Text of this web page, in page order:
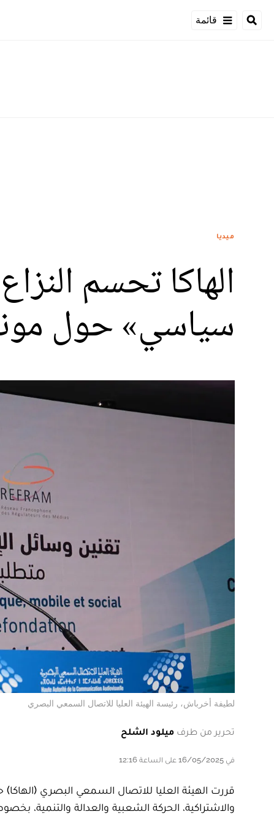
قائمة
ميديا
الهاكا تحسم
سياسي» حول
لطيفة أخرباش، رئيسة الهيئة العليا للاتصال السمعي البصري
تحرير من طرف ميلود الشلح
في 16/05/2025 على الساعة 12:16
قررت الهيئة العليا للاتصال السمعي البصري
والاشتراكية، الحركة الشعبية والعدالة والتنمية،